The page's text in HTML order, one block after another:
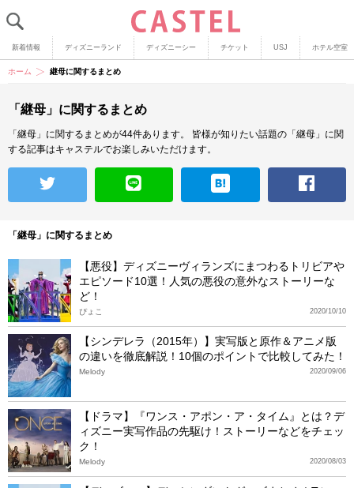
新着情報 ディズニーランド ディズニーシー チケット USJ ホテル空室
ホーム 継母に関するまとめ
「継母」に関するまとめ
「継母」に関するまとめが44件あります。
皆様が知りたい話題の「継母」に関
する記事はキャステルでお楽しみいただけます。
「継母」に関するまとめ
【悪役】ディズニーヴィランズにまつわるトリビアや
エピソード10選！人気の悪役の意外なストーリーな
ど！
2020/10/10
ぴょこ
【シンデレラ（2015年）】実写版と原作＆アニメ版
の違いを徹底解説！10個のポイントで比較してみた！
2020/09/06
Melody
【ドラマ】『ワンス・アポン・ア・タイム』とは？デ
ィズニー実写作品の先駆け！ストーリーなどをチェッ
ク！
2020/08/03
Melody